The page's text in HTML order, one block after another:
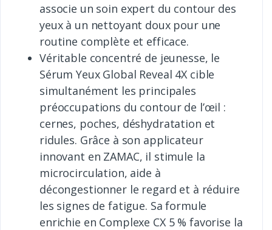
associe un soin expert du contour des
yeux à un nettoyant doux pour une
routine complète et efficace.
Véritable concentré de jeunesse, le
Sérum Yeux Global Reveal 4X cible
simultanément les principales
préoccupations du contour de l’œil :
cernes, poches, déshydratation et
ridules. Grâce à son applicateur
innovant en ZAMAC, il stimule la
microcirculation, aide à
décongestionner le regard et à réduire
les signes de fatigue. Sa formule
enrichie en Complexe CX 5 % favorise la